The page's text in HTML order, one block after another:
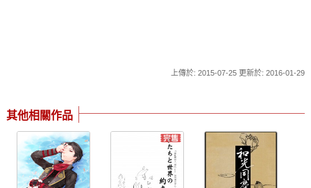
上傳於: 2015-07-25 更新於: 2016-01-29
其他相關作品